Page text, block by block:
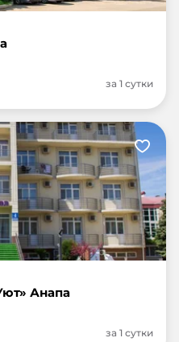
за 1 сутки
Анапа
за 1 сутки